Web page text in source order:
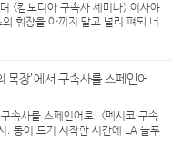
<캄보디아 구속사 세미나> 이사야
휘장을 아끼지 말고 널리 펴되 너
할지어다” “거기 가도 괜찮아
무사...
목장’에서 구속사를 스페인어
속사를 스페인어로! <멕시코 구속
. 동이 트기 시작한 시간에 LA 늘푸